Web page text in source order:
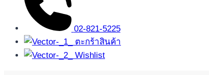
02-821-5225
ตะกร้าสินค้า
Wishlist